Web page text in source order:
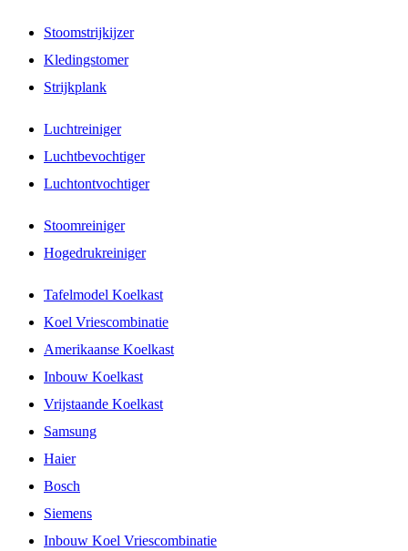
Stoomstrijkijzer
Kledingstomer
Strijkplank
Luchtreiniger
Luchtbevochtiger
Luchtontvochtiger
Stoomreiniger
Hogedrukreiniger
Tafelmodel Koelkast
Koel Vriescombinatie
Amerikaanse Koelkast
Inbouw Koelkast
Vrijstaande Koelkast
Samsung
Haier
Bosch
Siemens
Inbouw Koel Vriescombinatie